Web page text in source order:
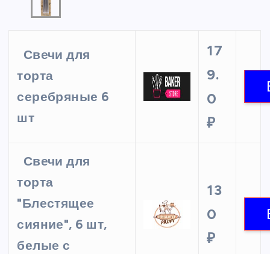
Свечи для
торта
серебряные 6
шт
17
9.
0
₽
Свечи для
торта
"Блестящее
сияние", 6 шт,
белые с
13
0
₽